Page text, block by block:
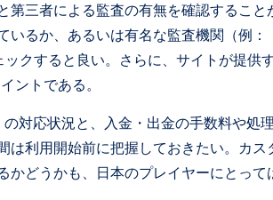
第三者による監査の有無を確認すること
るか、あるいは有名な監査機関（例：
クすると良い。さらに、サイトが提供
ントである。
対応状況と、入金・出金の手数料や処
は利用開始前に把握しておきたい。カス
かどうかも、日本のプレイヤーにとって